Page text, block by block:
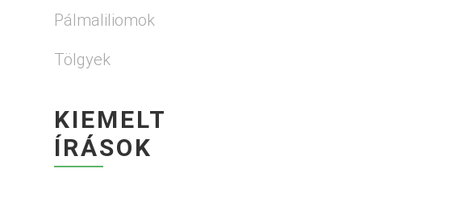
Pálmaliliomok
Tölgyek
KIEMELT
ÍRÁSOK